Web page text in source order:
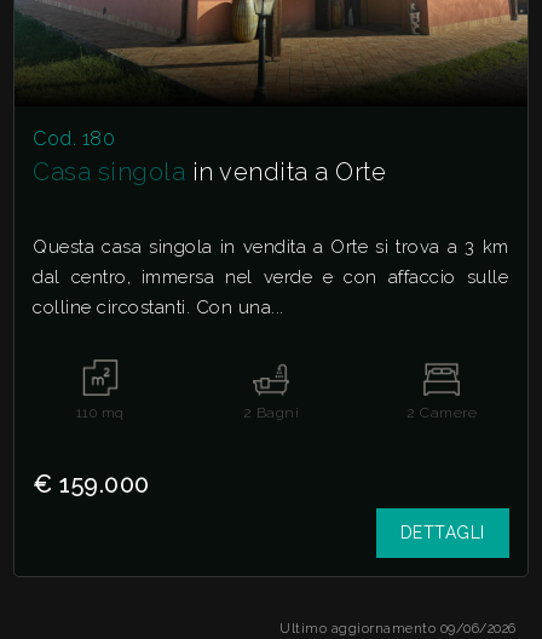
Cod. 180
Casa singola in vendita a Orte
Questa casa singola in vendita a Orte si trova a 3 km
dal centro, immersa nel verde e con affaccio sulle
colline circostanti. Con una...
110 mq 2 Bagni 2 Camere
€ 159.000
DETTAGLI
Ultimo aggiornamento 09/06/2026